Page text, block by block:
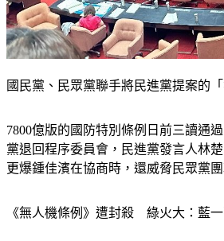
國民黨、民眾黨聯手將民進黨提案的
7800億版的國防特別條例日前三讀通
黨退回程序委員會，民進黨發言人林
更爆鍾佳濱在協商時，還威脅民眾黨
《無人機條例》遭封殺　綠火大：藍